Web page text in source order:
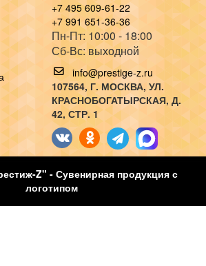
+7 495 609-61-22
+7 991 651-36-36
Пн-Пт: 10:00 - 18:00
Сб-Вс: выходной
info@prestige-z.ru
107564, Г. МОСКВА, УЛ.
КРАСНОБОГАТЫРСКАЯ, Д.
42, СТР. 1
Z" - Сувенирная продукция с
логотипом